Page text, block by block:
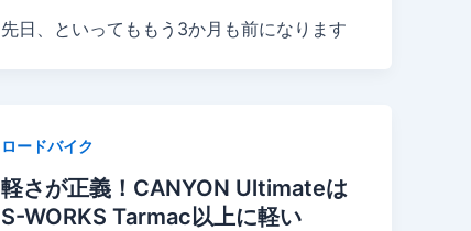
先日、といってももう3か月も前になります
ロードバイク
軽さが正義！CANYON Ultimateは
S-WORKS Tarmac以上に軽い